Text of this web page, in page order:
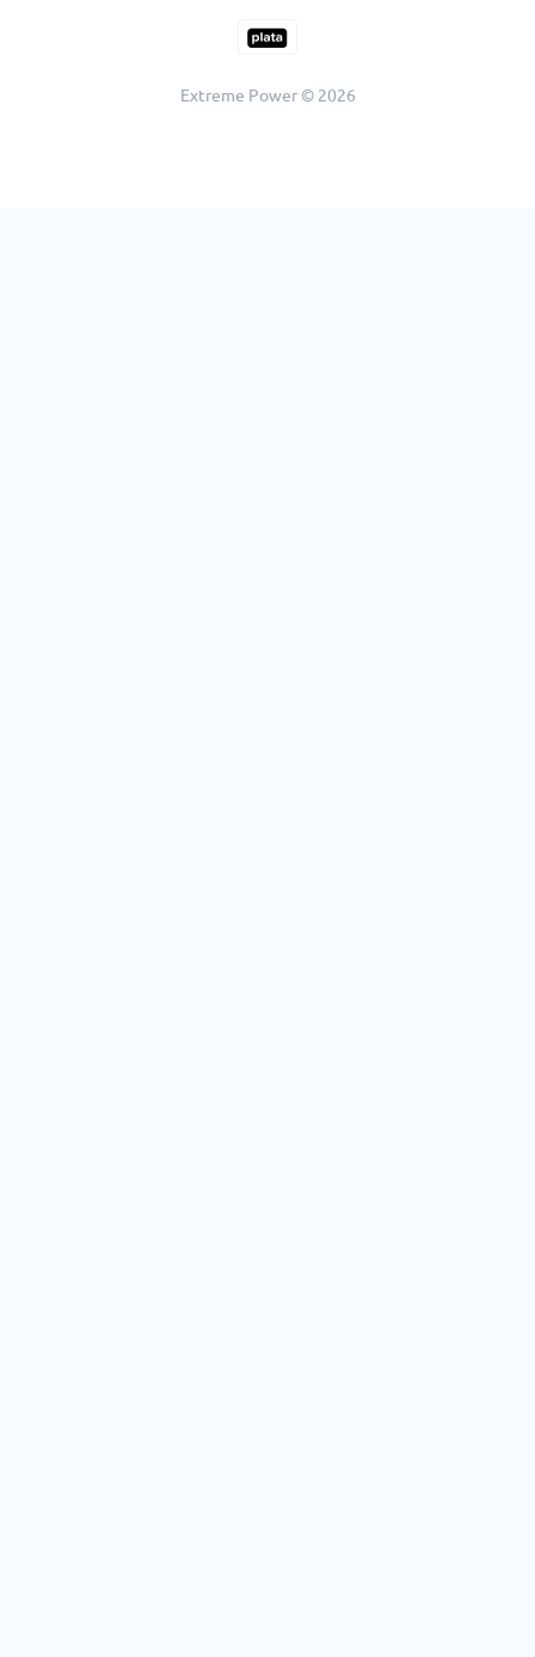
Extreme Power © 2026